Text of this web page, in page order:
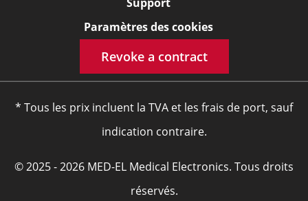
Paramètres des cookies
Revoke a contract
* Tous les prix incluent la TVA et les frais de port, sauf
indication contraire.
© 2025 - 2026 MED-EL Medical Electronics. Tous droits
réservés.